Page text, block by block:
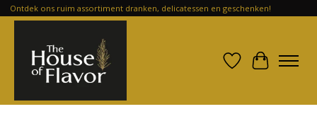
Ontdek ons ruim assortiment dranken, delicatessen en geschenken!
Verlanglijst